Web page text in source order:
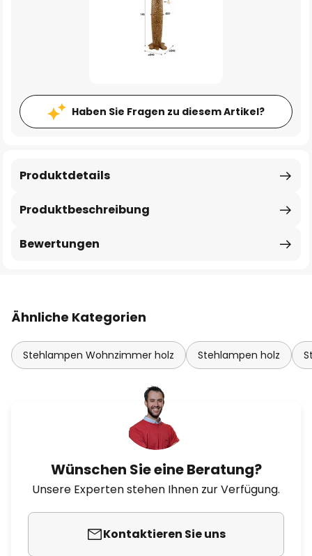
Haben Sie Fragen zu diesem Artikel?
Produktbeschreibung
Produktdetails
Bewertungen
Ähnliche Kategorien
Stehlampen Wohnzimmer holz Stehlampen holz
Wünschen Sie eine Beratung?
Unsere Experten stehen Ihnen zur Verfügung.
Kontaktieren Sie uns